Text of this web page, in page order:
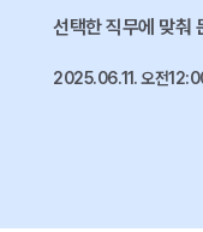
선택한 직무에 맞춰
2025.06.11. 오전